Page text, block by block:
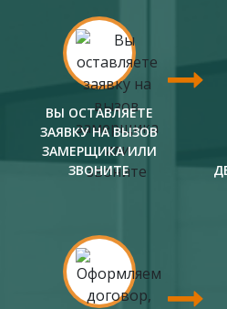
ВЫ ОСТАВЛЯЕТЕ
ЗАЯВКУ НА ВЫЗОВ
ЗАМЕРЩИКА ИЛИ
ЗВОНИТЕ